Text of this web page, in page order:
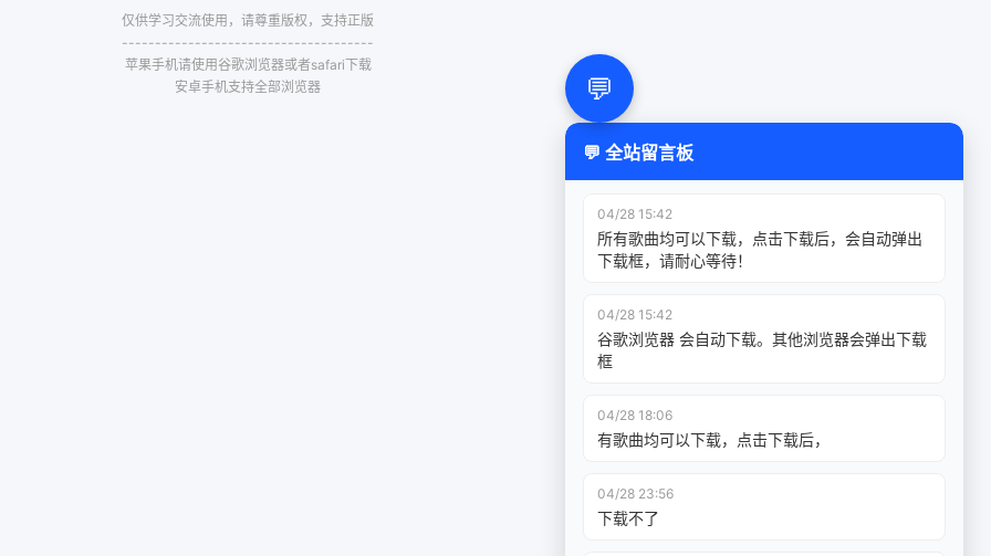
仅供学习交流使用，请尊重版权，支持正版
--------------------------------------
苹果手机请使用谷歌浏览器或者safari下载
安卓手机支持全部浏览器
💬
💬 全站留言板
04/28 15:42
所有歌曲均可以下载，点击下载后，会自动弹出
下载框，请耐心等待！
04/28 15:42
谷歌浏览器 会自动下载。其他浏览器会弹出下载
框
04/28 18:06
有歌曲均可以下载，点击下载后，
04/28 23:56
下载不了